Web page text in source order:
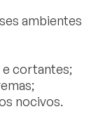
ambientes
e cortantes;
nocivos.